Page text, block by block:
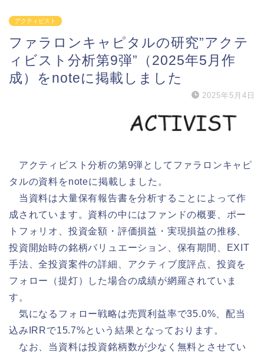
アクティビスト
ファラロンキャピタルの研究”アクテ
ィビスト分析第9弾”（2025年5月作
成）をnoteに掲載しました
2025年5月4日
アクティビスト分析の第9弾としてファラロンキャピ
タルの資料をnoteに掲載しました。
当資料は大量保有報告書を分析することによって作
成されています。資料の中にはファンドの概要、ポー
トフォリオ、投資金額・評価損益・実現損益の推移、
投資開始時の銘柄バリュエーション、保有期間、EXIT
手法、全投資案件の詳細、アクティブ度評点、投資を
フォロー（提灯）した場合の成績が網羅されていま
す。
気になるフォロー戦略は売買利益率で35.0%、配当
込みIRRで15.7%という結果となっております。
なお、当資料は投資銘柄数が少なく無料とさせてい